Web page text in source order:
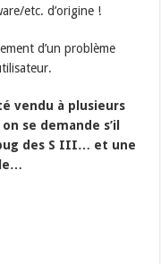
etc. d’origine !
d’un problème
vendu à plusieurs
se demande s’il
des S III… et une